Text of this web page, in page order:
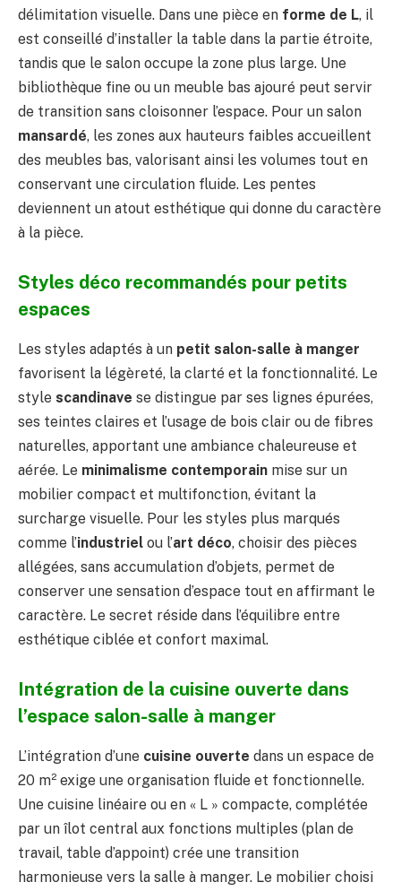
délimitation visuelle. Dans une pièce en forme de L, il
est conseillé d’installer la table dans la partie étroite,
tandis que le salon occupe la zone plus large. Une
bibliothèque fine ou un meuble bas ajouré peut servir
de transition sans cloisonner l’espace. Pour un salon
mansardé, les zones aux hauteurs faibles accueillent
des meubles bas, valorisant ainsi les volumes tout en
conservant une circulation fluide. Les pentes
deviennent un atout esthétique qui donne du caractère
à la pièce.
Styles déco recommandés pour petits
espaces
Les styles adaptés à un petit salon-salle à manger
favorisent la légèreté, la clarté et la fonctionnalité. Le
style scandinave se distingue par ses lignes épurées,
ses teintes claires et l’usage de bois clair ou de fibres
naturelles, apportant une ambiance chaleureuse et
aérée. Le minimalisme contemporain mise sur un
mobilier compact et multifonction, évitant la
surcharge visuelle. Pour les styles plus marqués
comme l’industriel ou l’art déco, choisir des pièces
allégées, sans accumulation d’objets, permet de
conserver une sensation d’espace tout en affirmant le
caractère. Le secret réside dans l’équilibre entre
esthétique ciblée et confort maximal.
Intégration de la cuisine ouverte dans
l’espace salon-salle à manger
L’intégration d’une cuisine ouverte dans un espace de
20 m² exige une organisation fluide et fonctionnelle.
Une cuisine linéaire ou en « L » compacte, complétée
par un îlot central aux fonctions multiples (plan de
travail, table d’appoint) crée une transition
harmonieuse vers la salle à manger. Le mobilier choisi